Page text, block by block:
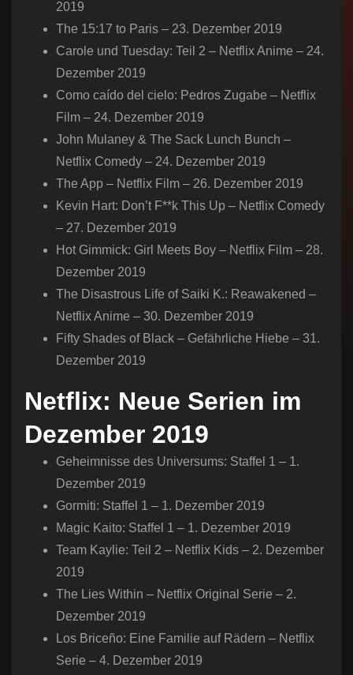
2019
The 15:17 to Paris – 23. Dezember 2019
Carole und Tuesday: Teil 2 – Netflix Anime – 24.
Dezember 2019
Como caído del cielo: Pedros Zugabe – Netflix
Film – 24. Dezember 2019
John Mulaney & The Sack Lunch Bunch –
Netflix Comedy – 24. Dezember 2019
The App – Netflix Film – 26. Dezember 2019
Kevin Hart: Don’t F**k This Up – Netflix Comedy
– 27. Dezember 2019
Hot Gimmick: Girl Meets Boy – Netflix Film – 28.
Dezember 2019
The Disastrous Life of Saiki K.: Reawakened –
Netflix Anime – 30. Dezember 2019
Fifty Shades of Black – Gefährliche Hiebe – 31.
Dezember 2019
Netflix: Neue Serien im
Dezember 2019
Geheimnisse des Universums: Staffel 1 – 1.
Dezember 2019
Gormiti: Staffel 1 – 1. Dezember 2019
Magic Kaito: Staffel 1 – 1. Dezember 2019
Team Kaylie: Teil 2 – Netflix Kids – 2. Dezember
2019
The Lies Within – Netflix Original Serie – 2.
Dezember 2019
Los Briceño: Eine Familie auf Rädern – Netflix
Serie – 4. Dezember 2019